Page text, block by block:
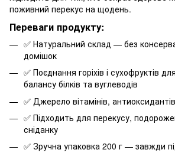
поживний перекус на щодень.
Переваги продукту:
✅ Натуральний склад — без
домішок
✅ Поєднання горіхів і сухофруктів
балансу білків та вуглеводів
✅ Джерело вітамінів,
✅ Підходить для перекусу,
сніданку
✅ Зручна упаковка 200 г — завжди